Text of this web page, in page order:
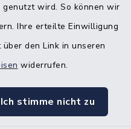
wird. So können wir
Ihre erteilte Einwilligung
den Link in unseren
widerrufen.
Ich stimme nicht zu